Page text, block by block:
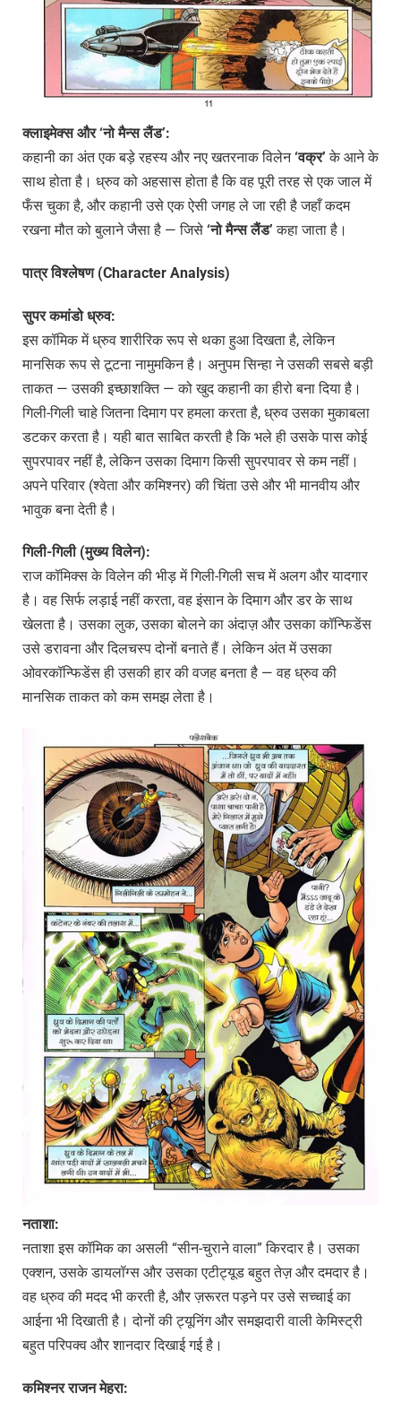
क्लाइमेक्स और ‘नो मैन्स लैंड’:
कहानी का अंत एक बड़े रहस्य और नए खतरनाक विलेन‘वक्र’ के आने के
साथ होता है। ध्रुव को अहसास होता है कि वह पूरी तरह से एक जाल में
फँस चुका है, और कहानी उसे एक ऐसी जगह ले जा रही है जहाँ कदम
रखना मौत को बुलाने जैसा है — जिसे ‘नो मैन्स लैंड’ कहा जाता है।
पात्र विश्लेषण (Character Analysis)
सुपर कमांडो ध्रुव:
इस कॉमिक में ध्रुव शारीरिक रूप से थका हुआ दिखता है, लेकिन
मानसिक रूप से टूटना नामुमकिन है। अनुपम सिन्हा ने उसकी सबसे बड़ी
ताकत — उसकी इच्छाशक्ति — को खुद कहानी का हीरो बना दिया है।
गिली-गिली चाहे जितना दिमाग पर हमला करता है, ध्रुव उसका मुकाबला
डटकर करता है। यही बात साबित करती है कि भले ही उसके पास कोई
सुपरपावर नहीं है, लेकिन उसका दिमाग किसी सुपरपावर से कम नहीं।
अपने परिवार (श्वेता और कमिश्नर) की चिंता उसे और भी मानवीय और
भावुक बना देती है।
गिली-गिली (मुख्य विलेन):
राज कॉमिक्स के विलेन की भीड़ में गिली-गिली सच में अलग और यादगार
है। वह सिर्फ लड़ाई नहीं करता, वह इंसान के दिमाग और डर के साथ
खेलता है। उसका लुक, उसका बोलने का अंदाज़ और उसका कॉन्फिडेंस
उसे डरावना और दिलचस्प दोनों बनाते हैं। लेकिन अंत में उसका
ओवरकॉन्फिडेंस ही उसकी हार की वजह बनता है — वह ध्रुव की
मानसिक ताकत को कम समझ लेता है।
नताशा:
नताशा इस कॉमिक का असली “सीन-चुराने वाला” किरदार है। उसका
एक्शन, उसके डायलॉग्स और उसका एटीट्यूड बहुत तेज़ और दमदार है।
वह ध्रुव की मदद भी करती है, और ज़रूरत पड़ने पर उसे सच्चाई का
आईना भी दिखाती है। दोनों की ट्यूनिंग और समझदारी वाली केमिस्ट्री
बहुत परिपक्व और शानदार दिखाई गई है।
कमिश्नर राजन मेहरा: